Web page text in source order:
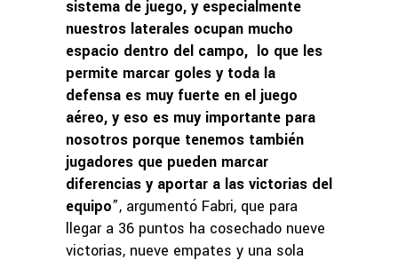
sistema de juego, y especialmente
nuestros laterales ocupan mucho
espacio dentro del campo, lo que les
permite marcar goles y toda la
defensa es muy fuerte en el juego
aéreo, y eso es muy importante para
nosotros porque tenemos también
jugadores que pueden marcar
diferencias y aportar a las victorias del
equipo”, argumentó Fabri, que para
llegar a 36 puntos ha cosechado nueve
victorias, nueve empates y una sola